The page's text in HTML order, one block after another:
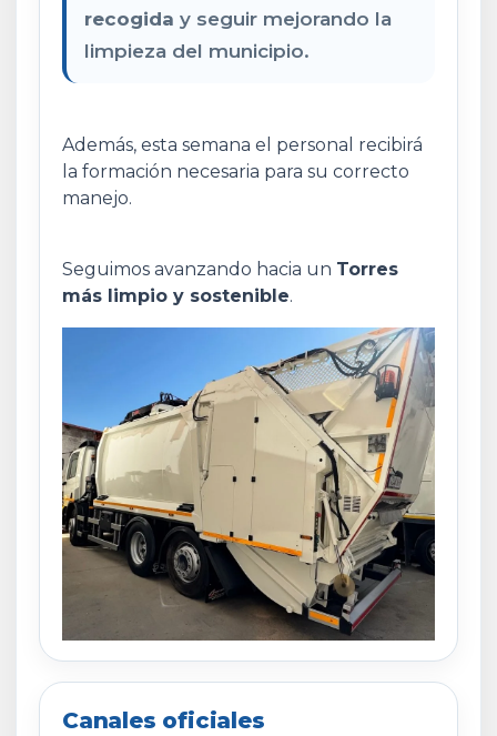
recogida y seguir mejorando la
limpieza del municipio.
Además, esta semana el personal recibirá
la formación necesaria para su correcto
manejo.
Seguimos avanzando hacia un Torres
más limpio y sostenible.
Canales oficiales